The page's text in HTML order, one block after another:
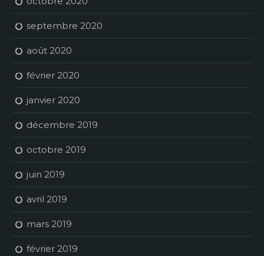
septembre 2020
août 2020
février 2020
janvier 2020
décembre 2019
octobre 2019
juin 2019
avril 2019
mars 2019
février 2019